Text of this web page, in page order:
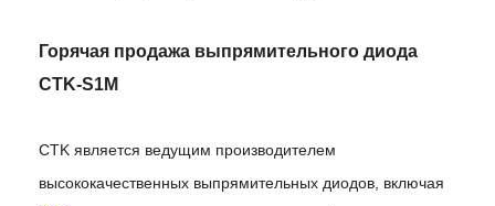
Горячая продажа выпрямительного диода
CTK-S1M
CTK является ведущим производителем
высококачественных выпрямительных диодов, включая